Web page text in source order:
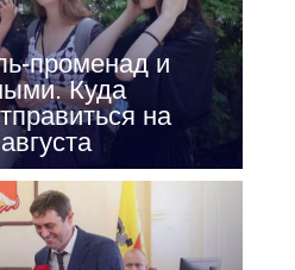
променад и
Куда
на